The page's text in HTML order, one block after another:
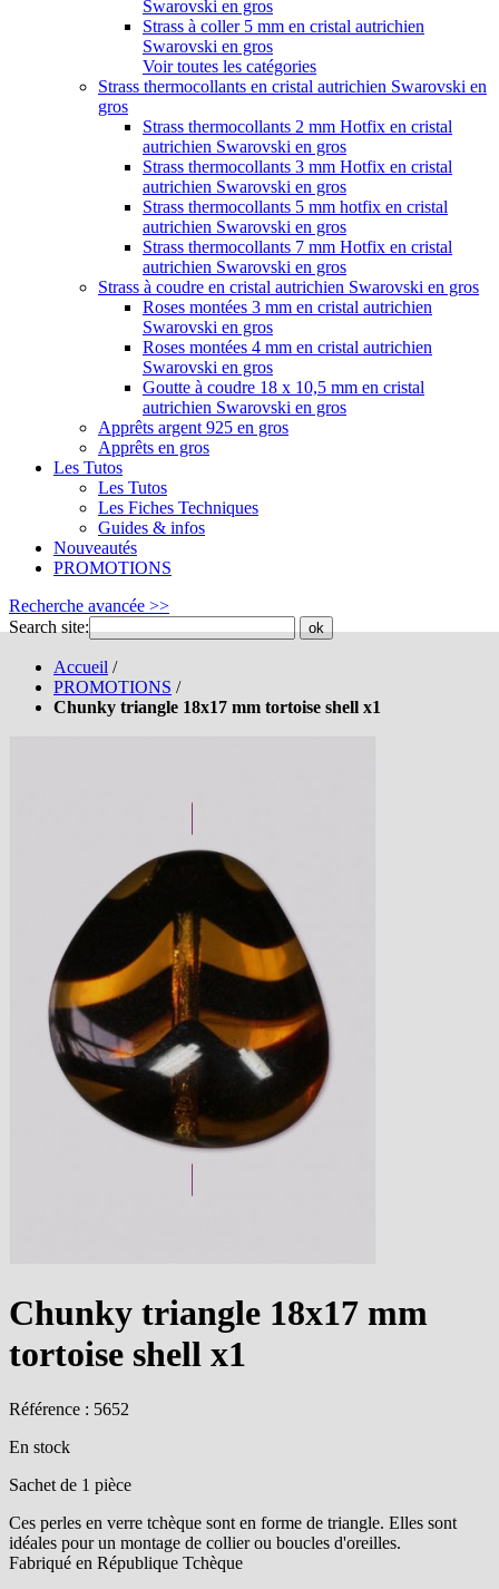
Swarovski en gros
Strass à coller 5 mm en cristal autrichien
Swarovski en gros
Voir toutes les catégories
Strass thermocollants en cristal autrichien Swarovski en
gros
Strass thermocollants 2 mm Hotfix en cristal
autrichien Swarovski en gros
Strass thermocollants 3 mm Hotfix en cristal
autrichien Swarovski en gros
Strass thermocollants 5 mm hotfix en cristal
autrichien Swarovski en gros
Strass thermocollants 7 mm Hotfix en cristal
autrichien Swarovski en gros
Strass à coudre en cristal autrichien Swarovski en gros
Roses montées 3 mm en cristal autrichien
Swarovski en gros
Roses montées 4 mm en cristal autrichien
Swarovski en gros
Goutte à coudre 18 x 10,5 mm en cristal
autrichien Swarovski en gros
Apprêts argent 925 en gros
Apprêts en gros
Les Tutos
Les Tutos
Les Fiches Techniques
Guides & infos
Nouveautés
PROMOTIONS
Recherche avancée >>
Search site:
ok
Accueil /
PROMOTIONS /
Chunky triangle 18x17 mm tortoise shell x1
Chunky triangle 18x17 mm
tortoise shell x1
Référence : 5652
En stock
Sachet de 1 pièce
Ces perles en verre tchèque sont en forme de triangle. Elles sont
idéales pour un montage de collier ou boucles d'oreilles.
Fabriqué en République Tchèque